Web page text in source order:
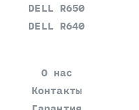
DELL R650
DELL R640
О нас
Контакты